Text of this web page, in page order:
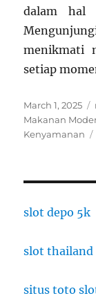
dalam hal
menikmati
setiap
Posted
on
March 1, 2025
Makanan
Kenyamanan
slot depo 5k
slot thailand
situs toto